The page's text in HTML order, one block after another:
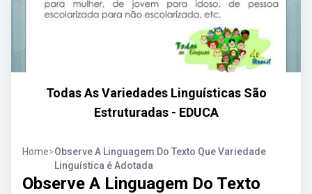
Todas As Variedades Linguísticas São
Estruturadas - EDUCA
Home>Observe A Linguagem Do Texto Que Variedade
Linguística é Adotada
Observe A Linguagem Do Texto